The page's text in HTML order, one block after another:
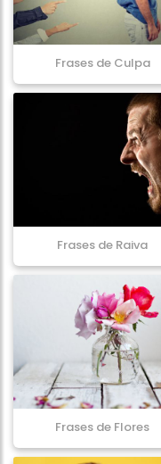
Frases de Culpa
Frases de Raiva
Frases de Flores